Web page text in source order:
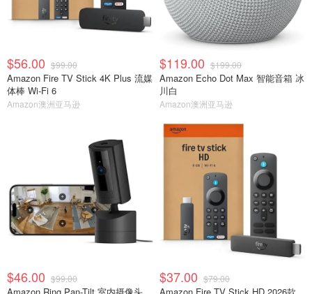
$56.00 $99.00
Amazon Fire TV Stick 4K Plus 流媒
体棒 Wi-Fi 6
Amazon澳洲亚马逊
$119.00 $199.00
Amazon Echo Dot Max 智能音箱 冰
川白
Amazon澳洲亚马逊
$46.00 $99.00 $37.00 $79.00